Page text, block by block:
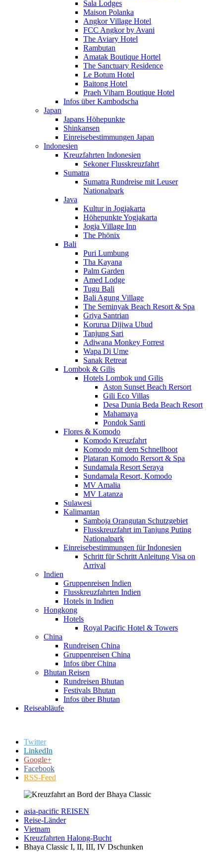
Sala Lodges
Maison Polanka
Angkor Village Hotel
FCC Angkor by Avani
The Aviary Hotel
Rambutan
Amatak Boutique Hortel
The Sanctuary Residence
Le Botum Hotel
Baitong Hotel
Praeh Viharn Boutique Hotel
Infos über Kambodscha
Japan
Japans Höhepunkte
Shinkansen
Einreisebestimmungen Japan
Indonesien
Kreuzfahrten Indonesien
Sekoner Flusskreuzfahrt
Sumatra
Sumatra Rundreise mit Leuser
Nationalpark
Java
Kultur in Jogjakarta
Höhepunkte Yogjakarta
Jogja Village Inn
The Phönix
Bali
Puri Lumbung
Tha Kayana
Palm Garden
Amed Lodge
Tugu Bali
Bali Agung Village
The Seminyak Beach Resort & Spa
Griya Santrian
Korurua Dijiwa Ubud
Tanjung Sari
Adiwana Monkey Forrest
Wapa Di Ume
Sanak Retreat
Lombok & Gilis
Hotels Lombok und Gilis
Aston Sunset Beach Rersort
Gili Eco Villas
Desa Dunia Beda Beach Resort
Mahamaya
Pondok Santi
Flores & Komodo
Komodo Kreuzfahrt
Komodo mit dem Schnellboot
Plataran Komodo Rersort & Spa
Sundamala Resort Seraya
Sundamala Resort, Komodo
MV Amalia
MV Latanza
Sulawesi
Kalimantan
Samboja Orangutan Schutzgebiet
Flusskreuzfahrt im Tanjung Puting
Nationalpark
Einreisebestimmungen für Indonesien
Schritt für Schritt Anleitung Visa on
Arrival
Indien
Gruppenreisen Indien
Flusskreuzfahrten Indien
Hotels in Indien
Hongkong
Hotels
Royal Pacific Hotel & Towers
China
Rundreisen China
Gruppenreisen China
Infos über China
Bhutan Reisen
Rundreisen Bhutan
Festivals Bhutan
Infos über Bhutan
Reiseabläufe
Twitter
LinkedIn
Google+
Facebook
RSS-Feed
asia-pacific REISEN
Reise-Länder
Vietnam
Kreuzfahrten Halong-Bucht
Bhaya Classic I, II, III, IV Dschunken